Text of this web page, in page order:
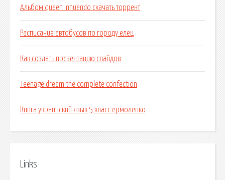
Альбом queen innuendo скачать торрент
Расписание автобусов по городу елец
Как создать презентацию слайдов
Teenage dream the complete confection
Книга украинский язык 5 класс ермоленко
Links